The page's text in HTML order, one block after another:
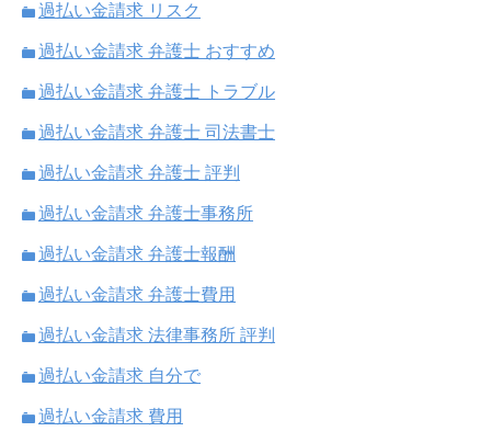
過払い金請求 リスク
過払い金請求 弁護士 おすすめ
過払い金請求 弁護士 トラブル
過払い金請求 弁護士 司法書士
過払い金請求 弁護士 評判
過払い金請求 弁護士事務所
過払い金請求 弁護士報酬
過払い金請求 弁護士費用
過払い金請求 法律事務所 評判
過払い金請求 自分で
過払い金請求 費用